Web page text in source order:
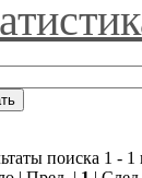
поиска 1 - 1